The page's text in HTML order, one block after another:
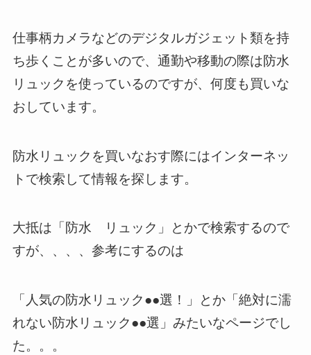
仕事柄カメラなどのデジタルガジェット類を持
ち歩くことが多いので、通勤や移動の際は防水
リュックを使っているのですが、何度も買いな
おしています。
防水リュックを買いなおす際にはインターネッ
トで検索して情報を探します。
大抵は「防水 リュック」とかで検索するので
すが、、、、参考にするのは
「人気の防水リュック●●選！」とか「絶対に濡
れない防水リュック●●選」みたいなページでし
た。。。